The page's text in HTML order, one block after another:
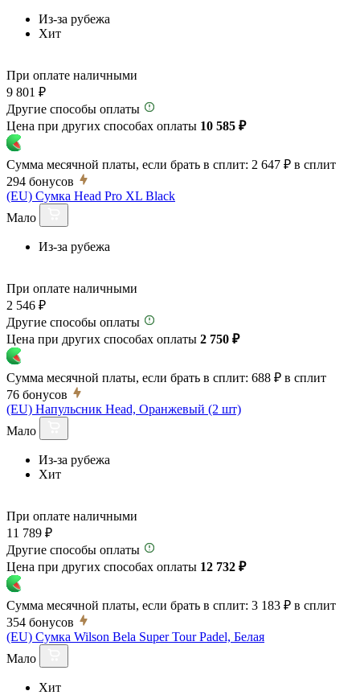
Из-за рубежа
Хит
При оплате наличными
9 801 ₽
Другие способы оплаты
Цена при других способах оплаты 10 585 ₽
Сумма месячной платы, если брать в сплит: 2 647 ₽ в сплит
294 бонусов
(EU) Сумка Head Pro XL Black
Мало
Из-за рубежа
При оплате наличными
2 546 ₽
Другие способы оплаты
Цена при других способах оплаты 2 750 ₽
Сумма месячной платы, если брать в сплит: 688 ₽ в сплит
76 бонусов
(EU) Напульсник Head, Оранжевый (2 шт)
Мало
Из-за рубежа
Хит
При оплате наличными
11 789 ₽
Другие способы оплаты
Цена при других способах оплаты 12 732 ₽
Сумма месячной платы, если брать в сплит: 3 183 ₽ в сплит
354 бонусов
(EU) Сумка Wilson Bela Super Tour Padel, Белая
Мало
Хит